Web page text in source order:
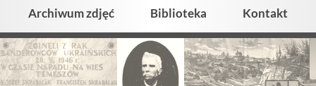
Archiwum zdjęć
Biblioteka Kontakt